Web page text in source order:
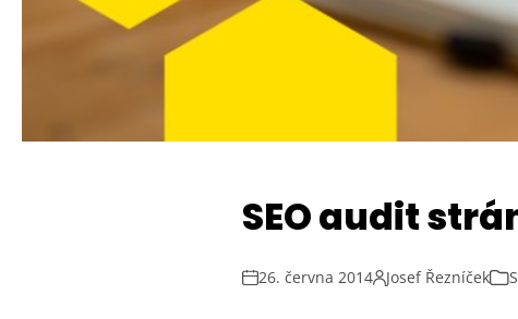
SEO audit
26. června 2014 Josef Řezníček